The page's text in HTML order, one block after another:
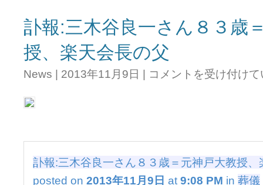
訃報:三木谷良一さん８３歳
授、楽天会長の父
News | 2013年11月9日 | 訃
一
ん
８
コメントを受け付け
訃報:三木谷良一さん８３歳＝元神戸大教授、
posted on 2013年11月9日 at 9:08 PM in 葬儀